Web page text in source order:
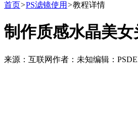
首页>PS滤镜使用 >教程详情
制作质感水晶美女
来源：互联网作者：未知编辑：